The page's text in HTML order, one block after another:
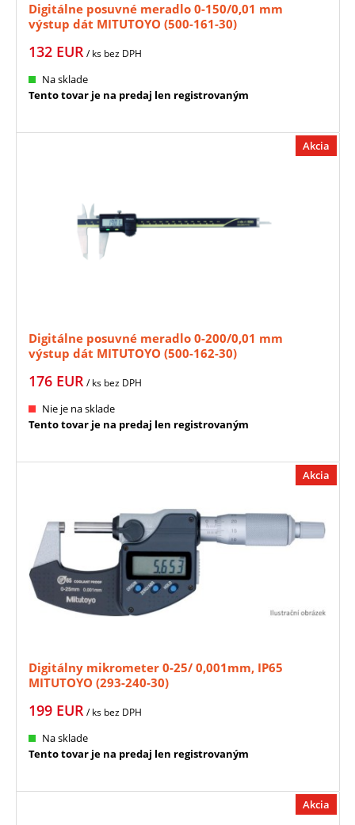
Digitálne posuvné meradlo 0-150/0,01 mm
výstup dát MITUTOYO (500-161-30)
132 EUR/ ks bez DPH
Na sklade
Tento tovar je na predaj len registrovaným
Akcia
Digitálne posuvné meradlo 0-200/0,01 mm
výstup dát MITUTOYO (500-162-30)
176 EUR/ ks bez DPH
Nie je na sklade
Tento tovar je na predaj len registrovaným
Akcia
Digitálny mikrometer 0-25/ 0,001mm, IP65
MITUTOYO (293-240-30)
199 EUR / ks bez DPH
Na sklade
Tento tovar je na predaj len registrovaným
Akcia